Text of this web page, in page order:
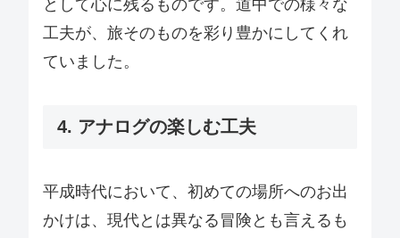
として心に残るものです。道中での様々な
工夫が、旅そのものを彩り豊かにしてくれ
ていました。
4. アナログの楽しむ工夫
平成時代において、初めての場所へのお出
かけは、現代とは異なる冒険とも言えるも